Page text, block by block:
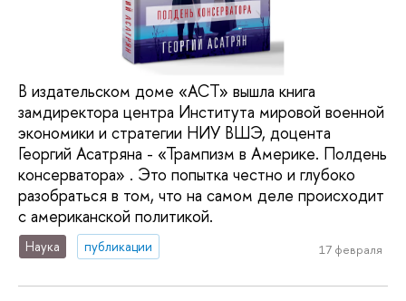
В издательском доме «АСТ» вышла книга
замдиректора центра Института мировой военной
экономики и стратегии НИУ ВШЭ, доцента
Георгий Асатряна - «Трампизм в Америке. Полдень
консерватора» . Это попытка честно и глубоко
разобраться в том, что на самом деле происходит
с американской политикой.
Наука публикации 17 февраля